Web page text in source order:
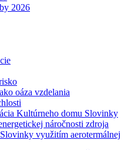
2026
oáza vzdelania
Kultúrneho domu Slovinky
náročnosti zdroja
využitím aerotermálnej